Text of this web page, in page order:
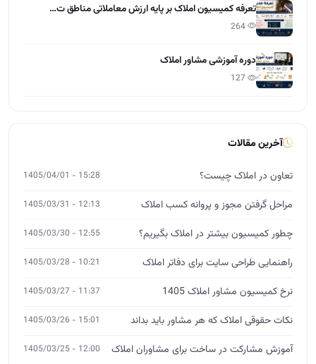
تعرفه کمیسیون املاک بر پایه ارزش معاملاتی مناطق ت…
دوره آموزشی مشاور املاک
آخرین مقالات
تعاون در املاک چیست؟ 15:28 - 1405/04/01
مراحل گرفتن مجوز و پروانه کسب املاک 12:13 - 1405/03/31
چطور کمیسیون بیشتر در املاک بگیریم؟ 12:55 - 1405/03/30
راهنمایی طراحی سایت برای دفاتر املاک 10:21 - 1405/03/28
نرخ کمیسیون مشاور املاک 1405 11:37 - 1405/03/27
نکات حقوقی املاک که هر مشاور باید بداند 15:01 - 1405/03/26
آموزش مشارکت در ساخت برای مشاوران املاک 12:00 - 1405/03/25